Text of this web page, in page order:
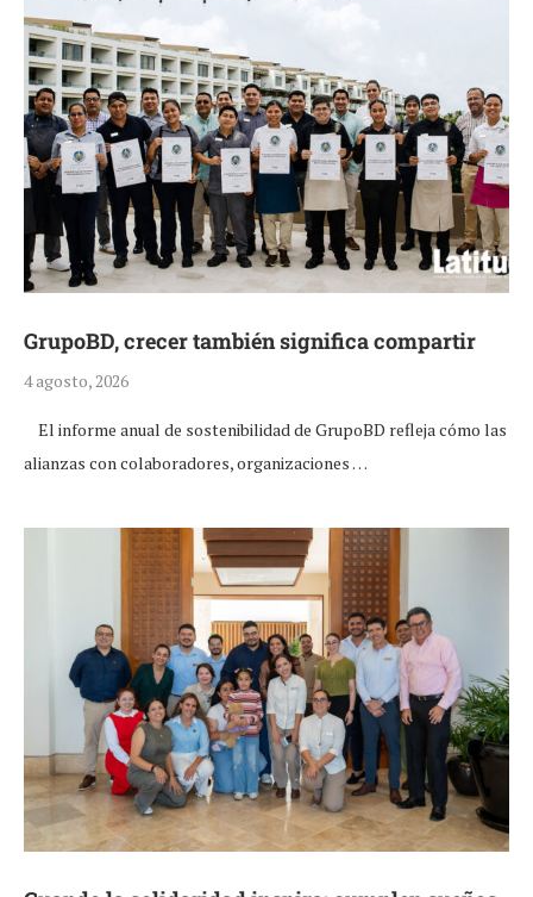
GrupoBD, crecer también significa compartir
4 agosto, 2026
El informe anual de sostenibilidad de GrupoBD refleja cómo las
alianzas con colaboradores, organizaciones …